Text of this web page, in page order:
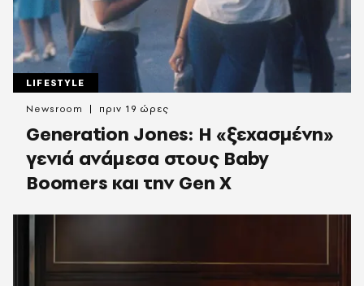
LIFESTYLE
Generation Jones: Η «ξεχασμένη»
γενιά ανάμεσα στους Baby
Boomers και την Gen X
Newsroom πριν 19 ώρες